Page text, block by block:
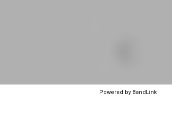
Powered by BandLink